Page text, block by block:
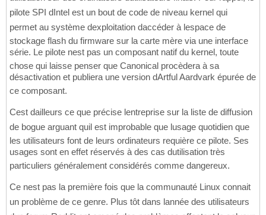
pilote SPI dIntel est un bout de code de niveau kernel qui
permet au système dexploitation daccéder à lespace de
stockage flash du firmware sur la carte mère via une interface
série. Le pilote nest pas un composant natif du kernel, toute
chose qui laisse penser que Canonical procèdera à sa
désactivation et publiera une version dArtful Aardvark épurée de
ce composant.
Cest dailleurs ce que précise lentreprise sur la liste de diffusion
de bogue arguant quil est improbable que lusage quotidien que
les utilisateurs font de leurs ordinateurs requière ce pilote. Ses
usages sont en effet réservés à des cas dutilisation très
particuliers généralement considérés comme dangereux.
Ce nest pas la première fois que la communauté Linux connait
un problème de ce genre. Plus tôt dans lannée des utilisateurs